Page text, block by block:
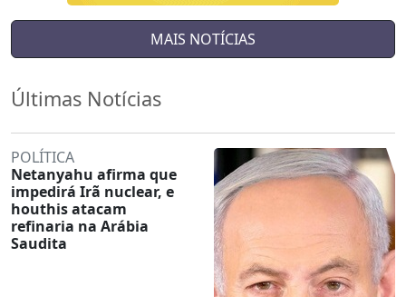
MAIS NOTÍCIAS
Últimas Notícias
POLÍTICA
Netanyahu afirma que
impedirá Irã nuclear, e
houthis atacam
refinaria na Arábia
Saudita